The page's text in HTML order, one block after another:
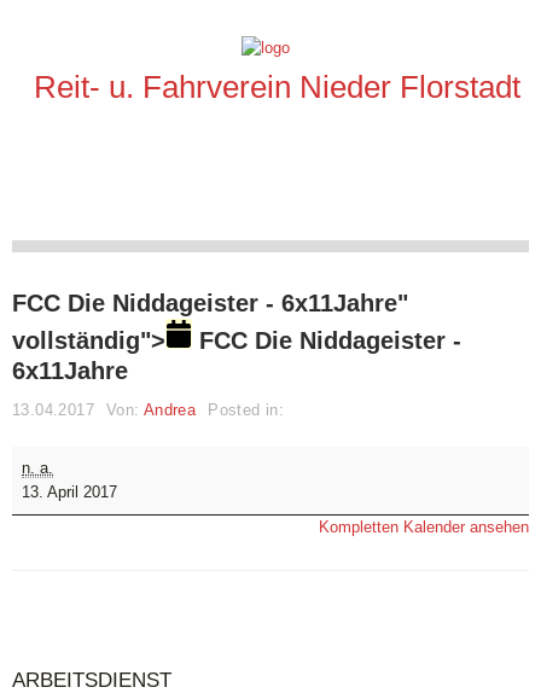
Reit- u. Fahrverein Nieder Florstadt
FCC Die Niddageister - 6x11Jahre"
vollständig">
FCC Die Niddageister -
6x11Jahre
13.04.2017 Von: Andrea Posted in:
Die
Niddageister
n. a.
13. April 2017
Kompletten Kalender ansehen
ARBEITSDIENST